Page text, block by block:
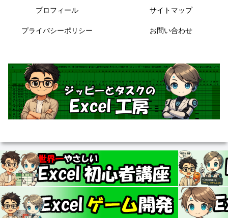
プロフィール サイトマップ
プライバシーポリシー お問い合わせ